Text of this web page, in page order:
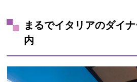
まるでイタリアのダイ
内